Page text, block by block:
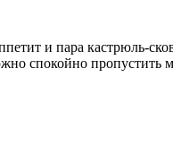
и пара кастрюль-
спокойно пропустить